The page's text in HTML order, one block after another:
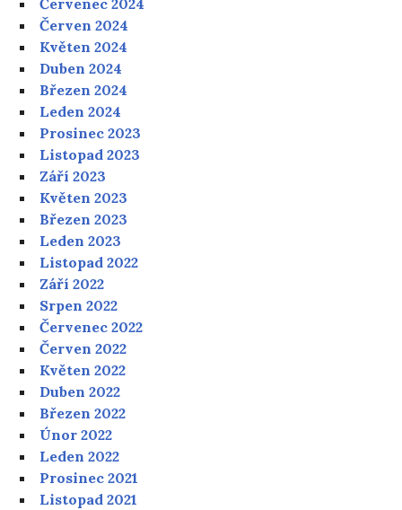
Červenec 2024
Červen 2024
Květen 2024
Duben 2024
Březen 2024
Leden 2024
Prosinec 2023
Listopad 2023
Září 2023
Květen 2023
Březen 2023
Leden 2023
Listopad 2022
Září 2022
Srpen 2022
Červenec 2022
Červen 2022
Květen 2022
Duben 2022
Březen 2022
Únor 2022
Leden 2022
Prosinec 2021
Listopad 2021